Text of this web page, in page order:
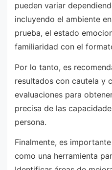
pueden variar
incluyendo el ambiente
prueba, el estado
familiaridad con el
Por lo tanto, es
resultados con cautela y
evaluaciones para
precisa de las
persona.
Finalmente, es
como una herramienta